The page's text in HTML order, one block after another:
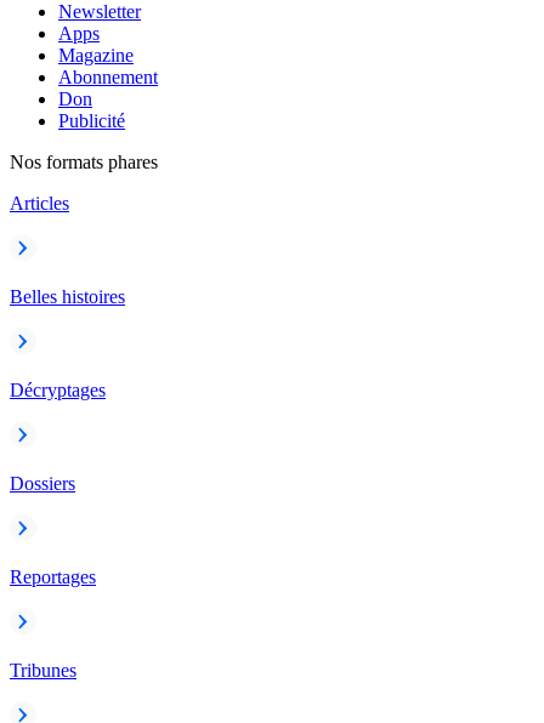
Newsletter
Apps
Magazine
Abonnement
Don
Publicité
Nos formats phares
Articles
Belles histoires
Décryptages
Dossiers
Reportages
Tribunes